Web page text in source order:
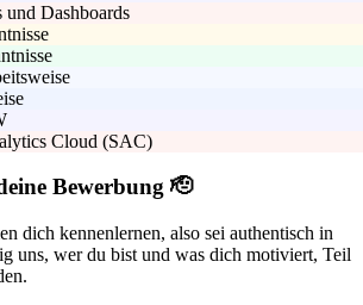
Dashboards
Cloud (SAC)
Bewerbung 🫡
dich kennenlernen, also sei authentisch in
uns, wer du bist und was dich motiviert, Teil